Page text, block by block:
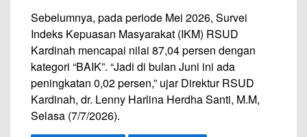
Sebelumnya, pada periode Mei 2026, Survei
Indeks Kepuasan Masyarakat (IKM) RSUD
Kardinah mencapai nilai 87,04 persen dengan
kategori “BAIK”. “Jadi di bulan Juni ini ada
peningkatan 0,02 persen,” ujar Direktur RSUD
Kardinah, dr. Lenny Harlina Herdha Santi, M.M,
Selasa (7/7/2026).